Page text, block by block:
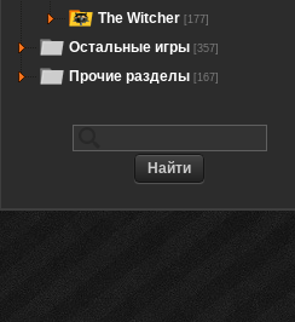
The Witcher [177]
Остальные игры [357]
Прочие разделы [167]